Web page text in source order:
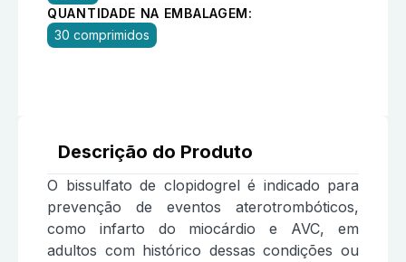
QUANTIDADE NA EMBALAGEM:
30 comprimidos
Descrição do Produto
O bissulfato de clopidogrel é indicado para
prevenção de eventos aterotrombóticos,
como infarto do miocárdio e AVC, em
adultos com histórico dessas condições ou